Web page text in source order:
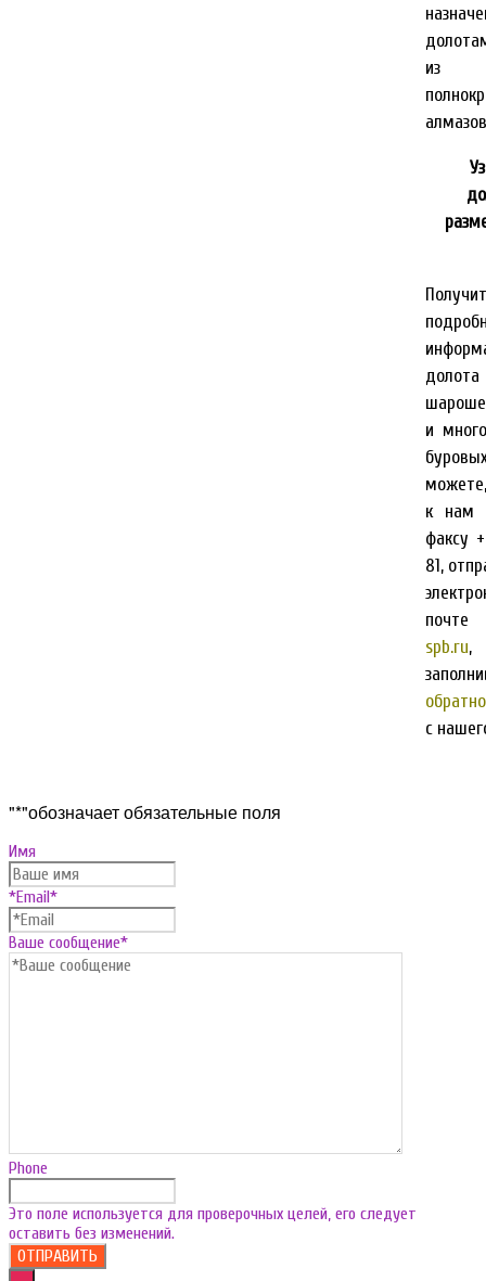
из
и
к нам
факсу
81,
spb.ru
с
вверх
"*"обозначает обязательные поля
Имя
*Email*
Ваше сообщение*
Phone
Это поле используется для проверочных целей, его следует
оставить без изменений.